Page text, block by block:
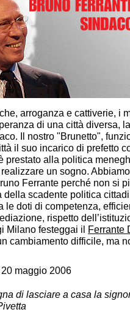
arroganza e cattiverie, i
di una città diversa,
Il nostro "Brunetto",
il suo incarico di prefetto
prestato alla politica
un sogno.
Ferrante perché non si
della scadente politica
le doti di competenza,
rispetto
Milano festeggai il Ferrante
cambiamento difficile, ma
maggio 2006
di lasciare a casa la